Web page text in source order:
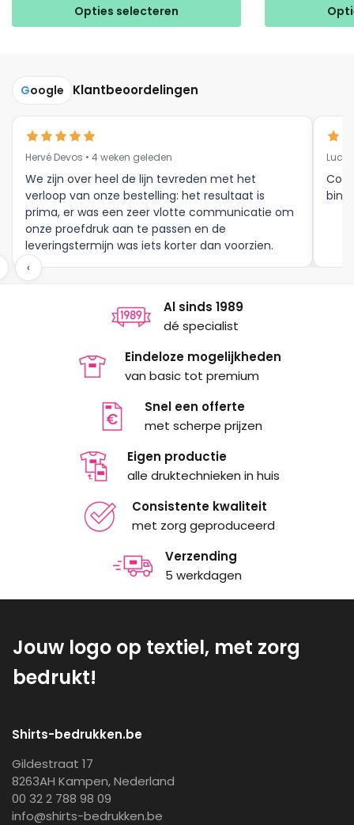
Opties selecteren
heeft
Deze
optie
kan
gekozen
worden
op
de
productpagina
heeft
kan
productpagina
Google Klantbeoordelingen
Hervé Devos • 4 weken geleden
We zijn over heel de lijn tevreden met het
verloop van onze bestelling: het resultaat is
prima, er was een zeer vlotte communicatie om
onze proefdruk aan te passen en de
leveringstermijn was iets korter dan voorzien.
Meer moet dat niet zijn.
Luc
‹
Al sinds 1989
dé specialist
Eindeloze mogelijkheden
van basic tot premium
Snel een offerte
met scherpe prijzen
Eigen productie
alle druktechnieken in huis
Consistente kwaliteit
met zorg geproduceerd
Verzending
5 werkdagen
Jouw logo op textiel, met zorg
bedrukt!
Shirts-bedrukken.be
Gildestraat 17
8263AH Kampen, Nederland
00 32 2 788 98 09
info@shirts-bedrukken.be